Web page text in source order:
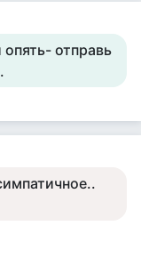
отправь